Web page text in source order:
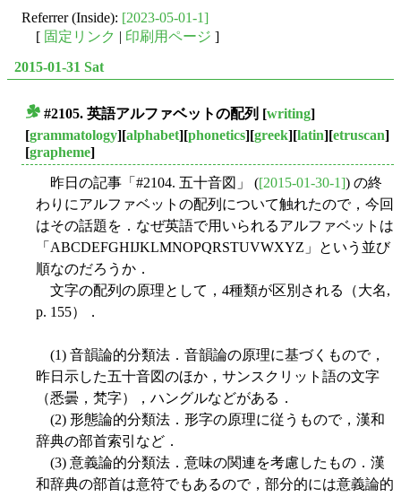
Referrer (Inside): [2023-05-01-1]
[ 固定リンク | 印刷用ページ ]
2015-01-31 Sat
#2105. 英語アルファベットの配列 [writing]
[grammatology][alphabet][phonetics][greek][latin][etruscan]
[grapheme]
昨日の記事「#2104. 五十音図」 ([2015-01-30-1]) の終
わりにアルファベットの配列について触れたので，今回
はその話題を．なぜ英語で用いられるアルファベットは
「ABCDEFGHIJKLMNOPQRSTUVWXYZ」という並び
順なのだろうか．
文字の配列の原理として，4種類が区別される（大名,
p. 155）．
(1) 音韻論的分類法．音韻論の原理に基づくもので，
昨日示した五十音図のほか，サンスクリット語の文字
（悉曇，梵字），ハングルなどがある．
(2) 形態論的分類法．形字の原理に従うもので，漢和
辞典の部首索引など．
(3) 意義論的分類法．意味の関連を考慮したもの．漢
和辞典の部首は意符でもあるので，部分的には意義論的